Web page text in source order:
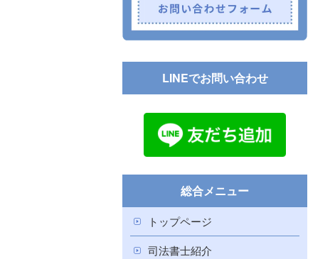
LINEでお問い合わせ
総合メニュー
トップページ
司法書士紹介